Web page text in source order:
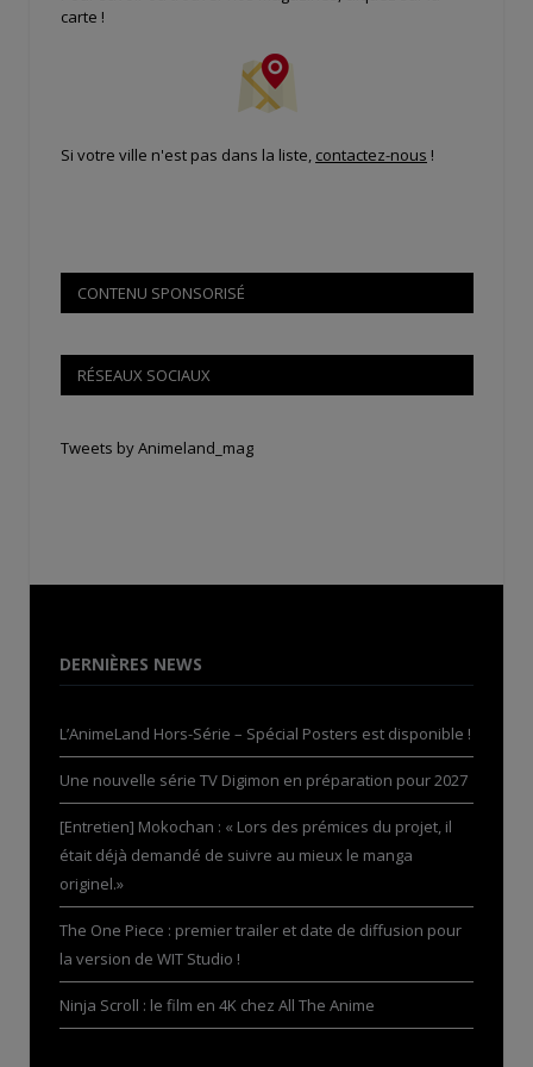
carte !
Si votre ville n'est pas dans la liste, contactez-nous !
CONTENU SPONSORISÉ
RÉSEAUX SOCIAUX
Tweets by Animeland_mag
DERNIÈRES NEWS
L’AnimeLand Hors-Série – Spécial Posters est disponible !
Une nouvelle série TV Digimon en préparation pour 2027
[Entretien] Mokochan : « Lors des prémices du projet, il
était déjà demandé de suivre au mieux le manga
originel.»
The One Piece : premier trailer et date de diffusion pour
la version de WIT Studio !
Ninja Scroll : le film en 4K chez All The Anime